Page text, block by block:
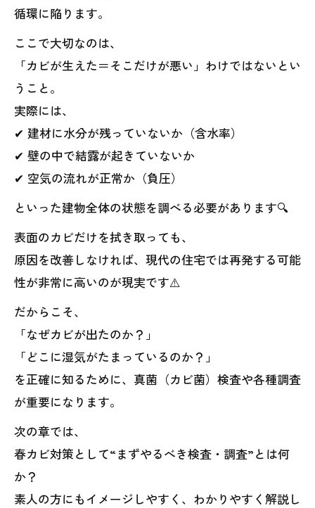
循環に陥ります。
ここで大切なのは、
「カビが生えた＝そこだけが悪い」わけではないとい
うこと。
実際には、
✔ 建材に水分が残っていないか（含水率）
✔ 壁の中で結露が起きていないか
✔ 空気の流れが正常か（負圧）
といった建物全体の状態を調べる必要があります🔍
表面のカビだけを拭き取っても、
原因を改善しなければ、現代の住宅では再発する可能
性が非常に高いのが現実です⚠️
だからこそ、
「なぜカビが出たのか？」
「どこに湿気がたまっているのか？」
を正確に知るために、真菌（カビ菌）検査や各種調査
が重要になります。
次の章では、
春カビ対策として“まずやるべき検査・調査”とは何
か？
素人の方にもイメージしやすく、わかりやすく解説し